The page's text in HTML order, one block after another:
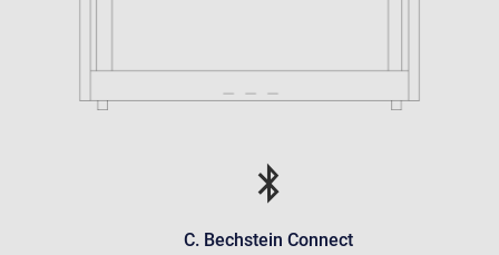
C. Bechstein Connect